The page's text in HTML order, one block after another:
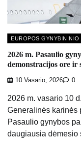
EUROPOS
2026 m. Pasaulio
demonstracijos ore ir
10 Vasario, 2026 0
2026 m. vasario 10
Generalinės karinės
Pasaulio gynybos
daugiausia dėmesio